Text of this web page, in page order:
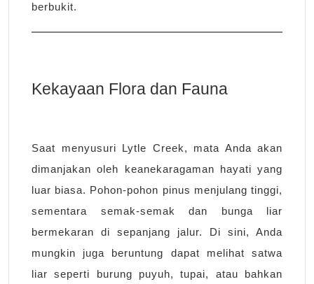
berbukit.
Kekayaan Flora dan Fauna
Saat menyusuri Lytle Creek, mata Anda akan
dimanjakan oleh keanekaragaman hayati yang
luar biasa. Pohon-pohon pinus menjulang tinggi,
sementara semak-semak dan bunga liar
bermekaran di sepanjang jalur. Di sini, Anda
mungkin juga beruntung dapat melihat satwa
liar seperti burung puyuh, tupai, atau bahkan